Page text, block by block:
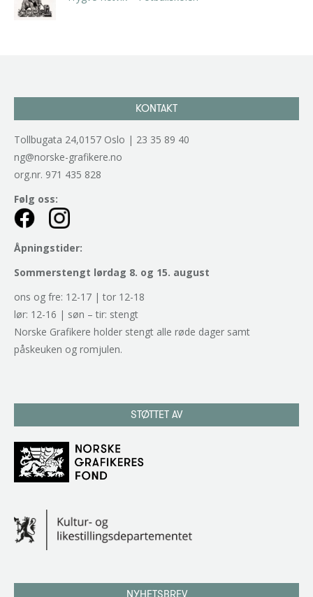
KONTAKT
Tollbugata 24,0157 Oslo | 23 35 89 40
ng@norske-grafikere.no
org.nr. 971 435 828
Følg oss:
Åpningstider:
Sommerstengt lørdag 8. og 15. august
ons og fre: 12-17 | tor 12-18
lør: 12-16 | søn – tir: stengt
Norske Grafikere holder stengt alle røde dager samt
påskeuken og romjulen.
STØTTET AV